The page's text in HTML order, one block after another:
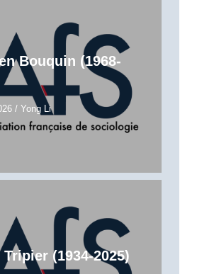
Bouquin (1968-
/ Yong Li
Tripier (1934-2025)